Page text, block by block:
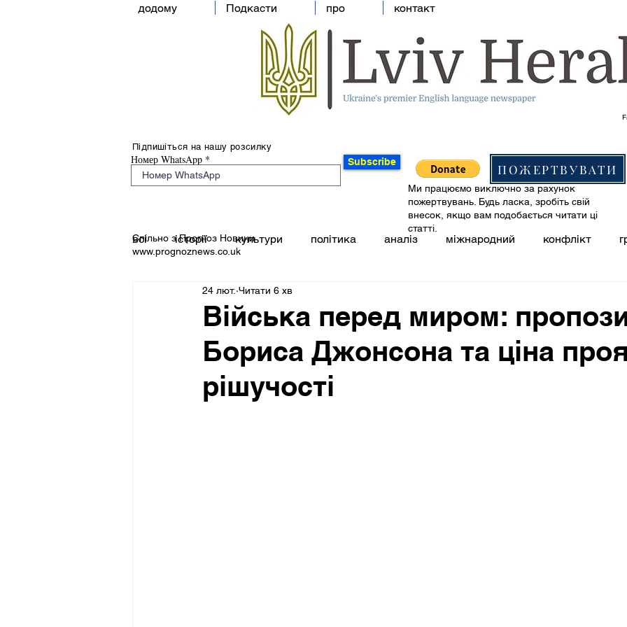
додому Подкасти про контакт
Підпишіться на нашу розсилку
Номер WhatsApp Subscribe ПОЖЕРТВУВАТИ
Спільно з Прогноз Новини
www.prognoznews.co.uk
Ми працюємо виключно за рахунок
пожертвувань. Будь ласка, зробіть свій
внесок, якщо вам подобається читати ці
статті.
всі історії культури політика аналіз міжнародний конфлікт
Війська перед миром:
Бориса Джонсона та ціна
рішучості
24 лют. Читати 6 хв